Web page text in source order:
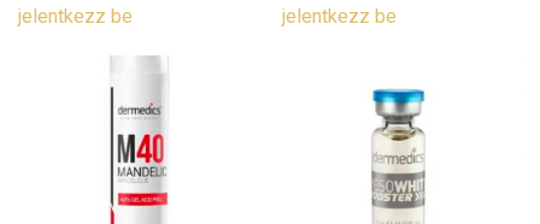
jelentkezz be
jelentkezz be